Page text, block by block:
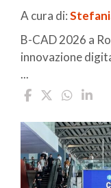
A cura di:
B-CAD 2026 a
innovazione
...